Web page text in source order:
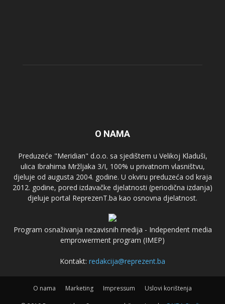
O NAMA
Preduzeće "Meridian" d.o.o. sa sjedištem u Velikoj Kladuši,
ulica Ibrahima Mržljaka 3/I, 100% u privatnom vlasništvu,
djeluje od augusta 2004. godine. U okviru preduzeća od kraja
2012. godine, pored izdavačke djelatnosti (periodična izdanja)
djeluje portal ReprezenT.ba kao osnovna djelatnost.
Program osnaživanja nezavisnih medija - Independent media
emprowerment program (IMEP)
Kontakt: redakcija@reprezent.ba
O nama Marketing Impressum Uslovi korištenja